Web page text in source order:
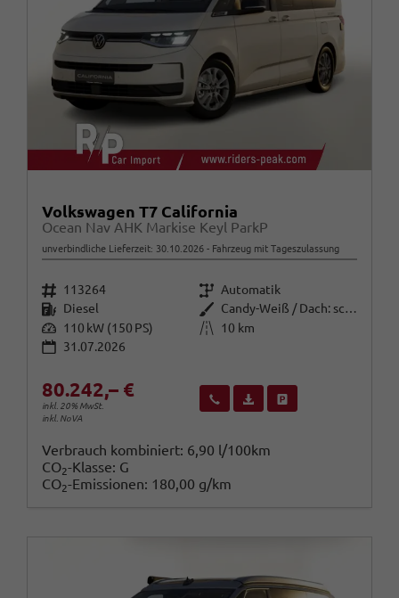
Volkswagen T7 California
Ocean Nav AHK Markise Keyl ParkP
unverbindliche Lieferzeit: 30.10.2026 Fahrzeug mit Tageszulassung
Fahrzeugnr. 113264 Getriebe Automatik
Kraftstoff Diesel Außenfarbe
Candy-Weiß / Dach: schwarz
Leistung 110 kW (150 PS) Kilometerstand
10 km
31.07.2026
80.242,– €
inkl. 20% MwSt.
inkl. NoVA
Wir rufen Sie anFahrzeugexposé (PDF)
Verbrauch kombiniert: 6,90 l/100km
CO2-Klasse: G
CO2-Emissionen: 180,00 g/km